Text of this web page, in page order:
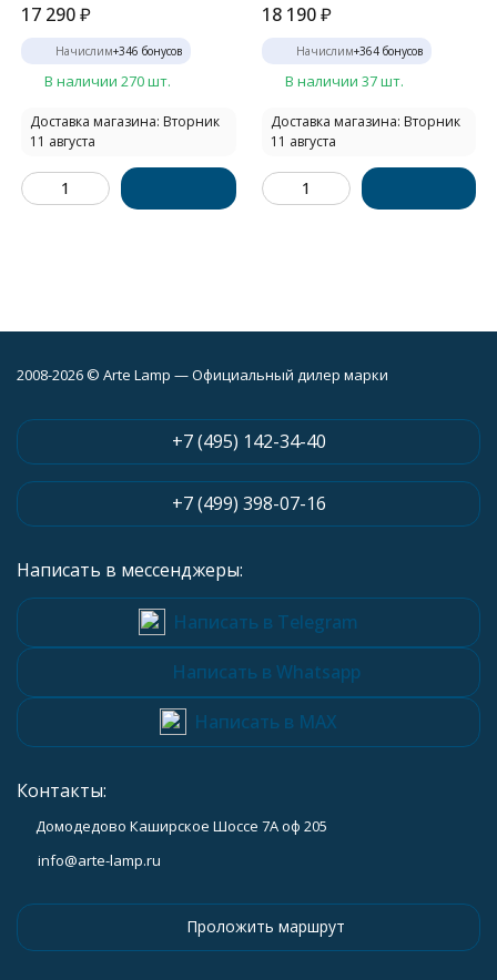
17 290₽
Начислим+346 бонусов
В наличии 270 шт.
Доставка магазина: Вторник
11 августа
18 190 ₽
Начислим+364бонусов
В наличии 37 шт.
Доставка магазина: Вторник
11 августа
2008-2026 © Arte Lamp — Официальный дилер марки
+7 (495) 142-34-40
+7 (499) 398-07-16
Написать в мессенджеры:
Написать в Telegram
Написать в Whatsapp
Написать в MAX
Контакты:
Домодедово Каширское Шоссе 7А оф 205
info@arte-lamp.ru
Проложить маршрут